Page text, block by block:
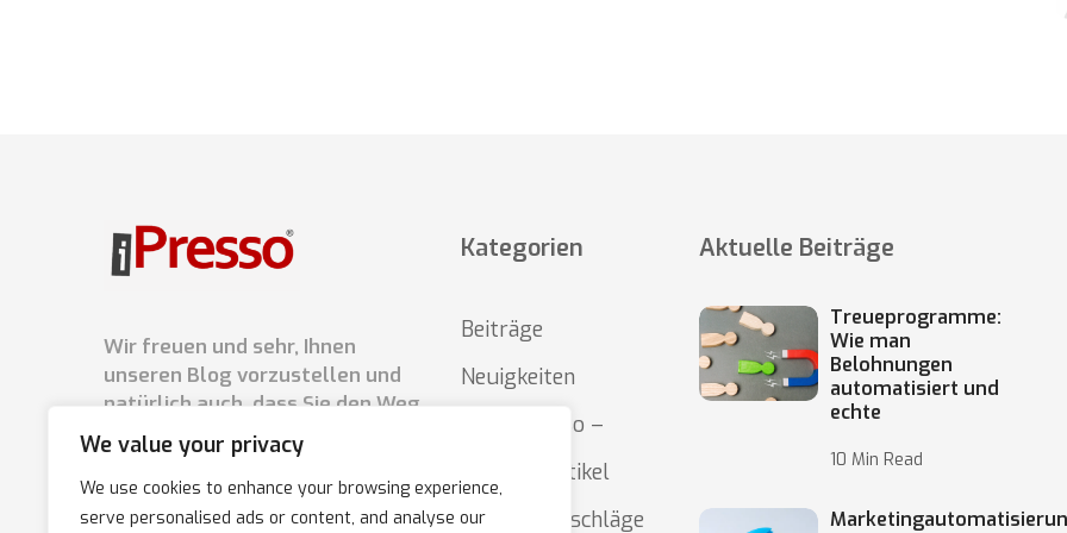
We value your privacy
We use cookies to enhance your browsing experience,
serve personalised ads or content, and analyse our
Wir freuen und sehr, Ihnen
unseren Blog vorzustellen und
natürlich auch, dass Sie den Weg
hierher gefunden haben.
Kategorien
Beiträge
Neuigkeiten
Über iPresso –
Externe Artikel
Tipps / Ratschläge
Aktuelle Beiträge
Treueprogramme:
Wie man
Belohnungen
automatisiert und
echte
10 Min Read